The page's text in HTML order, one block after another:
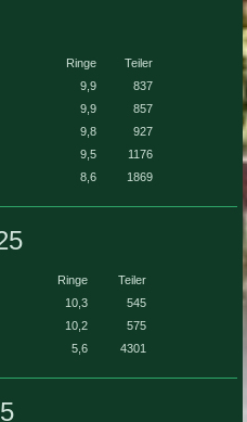
Ringe
Teiler
9,9
837
9,9
857
9,8
927
9,5
1176
8,6 1869
Ringe
Teiler
10,3
545
10,2
575
5,6 4301